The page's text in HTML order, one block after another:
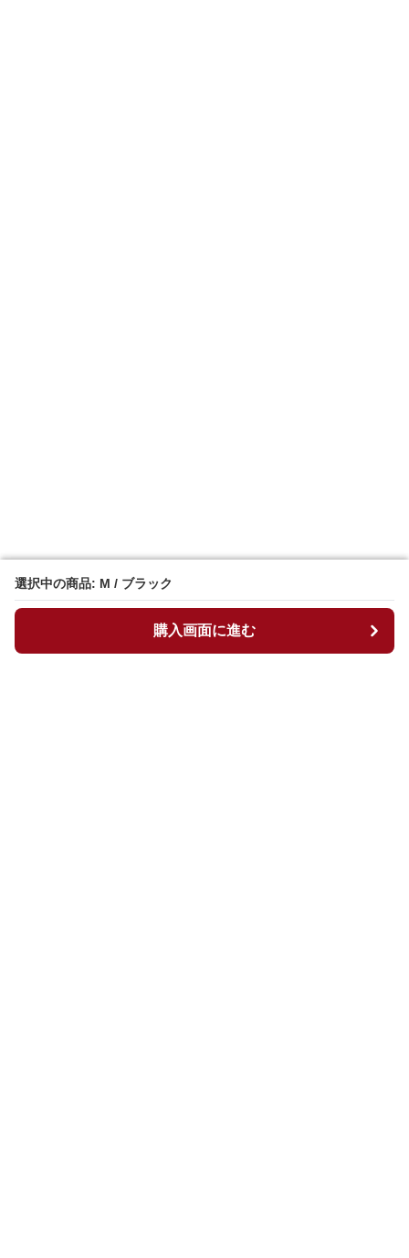
選択中の商品: M / ブラック
購入画面に進む
選択中の商品: M / ブラック
購入画面に進む